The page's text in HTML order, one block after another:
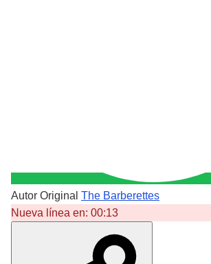
Autor Original The Barberettes
Nueva línea en: 00:13